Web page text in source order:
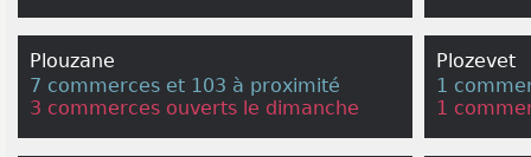
Plouzane
7 commerces et 103 à proximité
3 commerces ouverts le dimanche
Plozevet
1
1